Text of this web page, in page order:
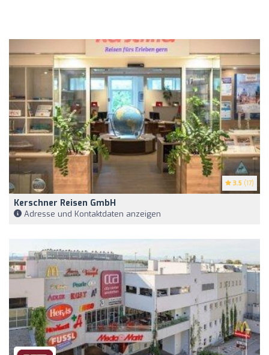
3.5 (17)
Kerschner Reisen GmbH
Adresse und Kontaktdaten anzeigen